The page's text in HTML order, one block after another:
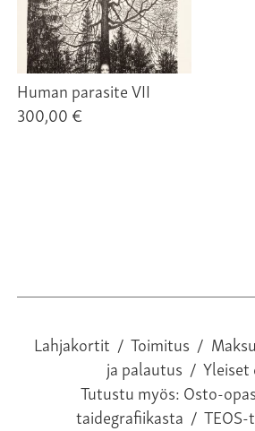
Human parasite VII
300,00 €
Lahjakortit / Toimitus /
ja palautus /
Tutustu myös:Osto-opas
taidegrafiikasta /